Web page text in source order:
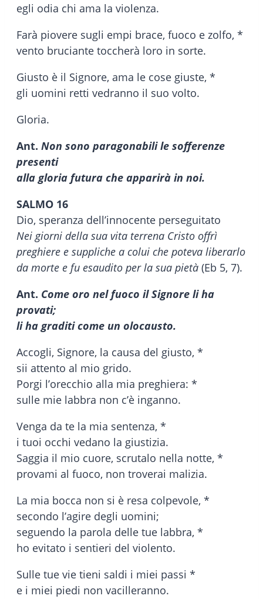
egli odia chi ama la violenza.
Farà piovere sugli empi brace, fuoco e zolfo, *
vento bruciante toccherà loro in sorte.
Giusto è il Signore, ama le cose giuste, *
gli uomini retti vedranno il suo volto.
Gloria.
Ant. Non sono paragonabili le sofferenze
presenti
alla gloria futura che apparirà in noi.
SALMO 16
Dio, speranza dell’innocente perseguitato
Nei giorni della sua vita terrena Cristo offrì
preghiere e suppliche a colui che poteva liberarlo
da morte e fu esaudito per la sua pietà (Eb 5, 7).
Ant. Come oro nel fuoco il Signore li ha
provati;
li ha graditi come un olocausto.
Accogli, Signore, la causa del giusto, *
sii attento al mio grido.
Porgi l’orecchio alla mia preghiera: *
sulle mie labbra non c’è inganno.
Venga da te la mia sentenza, *
i tuoi occhi vedano la giustizia.
Saggia il mio cuore, scrutalo nella notte, *
provami al fuoco, non troverai malizia.
La mia bocca non si è resa colpevole, *
secondo l’agire degli uomini;
seguendo la parola delle tue labbra, *
ho evitato i sentieri del violento.
Sulle tue vie tieni saldi i miei passi *
e i miei piedi non vacilleranno.